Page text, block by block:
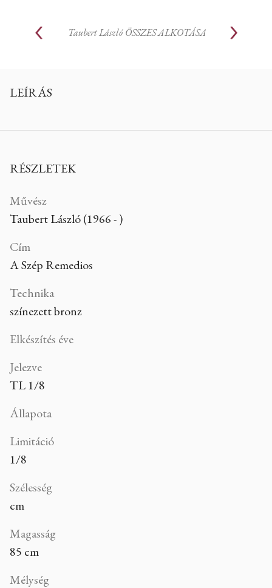
Taubert László ÖSSZES ALKOTÁSA
LEÍRÁS
RÉSZLETEK
Művész
Taubert László (1966 - )
Cím
A Szép Remedios
Technika
színezett bronz
Elkészítés éve
Jelezve
TL 1/8
Állapota
Limitáció
1/8
Szélesség
cm
Magasság
85 cm
Mélység